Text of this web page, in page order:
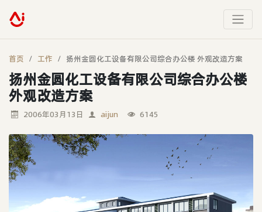
首页 工作 扬州金圆化工设备有限公司综合办公楼 外观改造方案
扬州金圆化工设备有限公司综合办公楼
外观改造方案
2006年03月13日 aijun 6145